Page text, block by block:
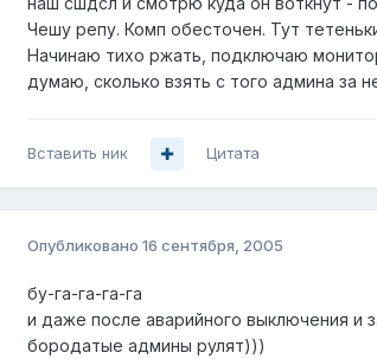
Чешу репу. Комп обесточен. Тут
Начинаю тихо ржать, подключаю
думаю, сколько взять с того админа за
Вставить ник Цитата
Опубликовано 16 сентября, 2005
бу-га-га-га-га
и даже после аварийного выключения и
бородатые админы рулят)))